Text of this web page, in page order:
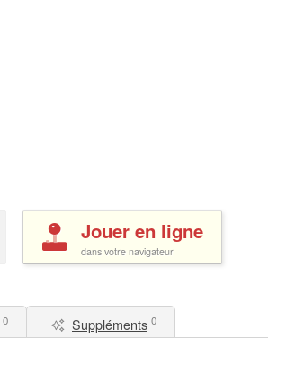
Jouer en ligne
dans votre navigateur
0 Suppléments 0